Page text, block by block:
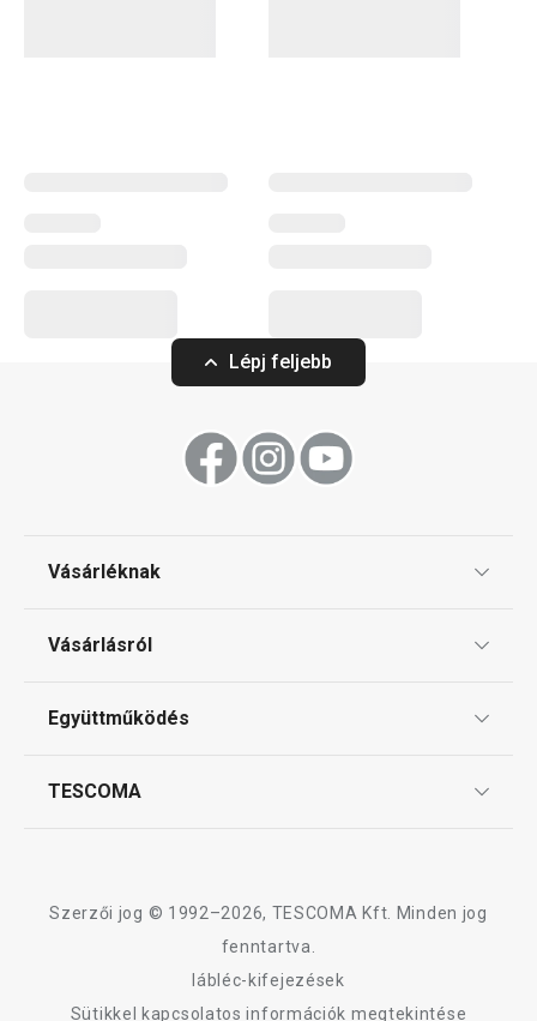
Lépj feljebb
Vásárléknak
Gyakori kérdések
Vásárlásról
Reklamáció és termékvisszaküldés
Együttműködés
TESCOMA
Szerzői jog © 1992–2026, TESCOMA Kft. Minden jog
fenntartva.
lábléc-kifejezések
Sütikkel kapcsolatos információk megtekintése